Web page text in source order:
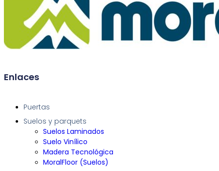
Enlaces
Puertas
Suelos y parquets
Suelos Laminados
Suelo Vinílico
Madera Tecnológica
MoralFloor (Suelos)